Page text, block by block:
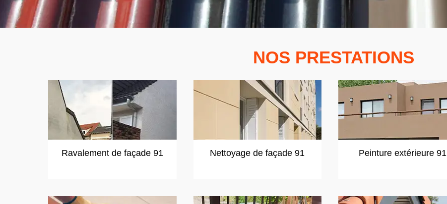
NOS PRESTATIONS
Ravalement de façade 91 Nettoyage de façade 91 Peinture extérieure 91